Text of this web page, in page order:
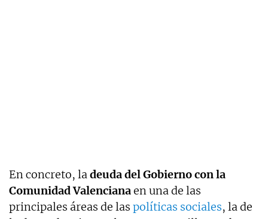
En concreto, ladeuda del Gobierno con la
Comunidad Valencianaen una de las
principales áreas de las políticas sociales, la de